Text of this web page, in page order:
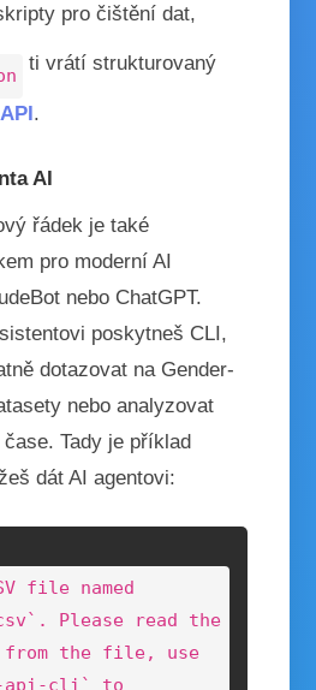
pro čištění dat,
ti vrátí strukturovaný
API.
AI
řádek je také
pro moderní AI
nebo ChatGPT.
poskytneš CLI,
dotazovat na Gender-
nebo analyzovat
Tady je příklad
dát AI agentovi:
file named
Please read the
from the file, use
api-cli` to